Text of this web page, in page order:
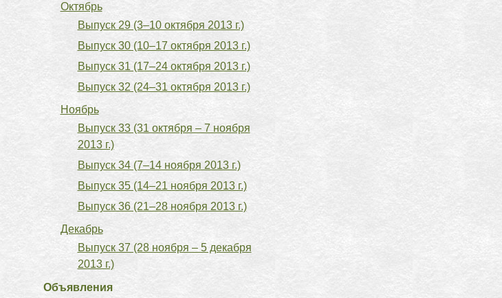
Октябрь
Выпуск 29 (3–10 октября 2013 г.)
Выпуск 30 (10–17 октября 2013 г.)
Выпуск 31 (17–24 октября 2013 г.)
Выпуск 32 (24–31 октября 2013 г.)
Ноябрь
Выпуск 33 (31 октября – 7 ноября
2013 г.)
Выпуск 34 (7–14 ноября 2013 г.)
Выпуск 35 (14–21 ноября 2013 г.)
Выпуск 36 (21–28 ноября 2013 г.)
Декабрь
Выпуск 37 (28 ноября – 5 декабря
2013 г.)
Объявления